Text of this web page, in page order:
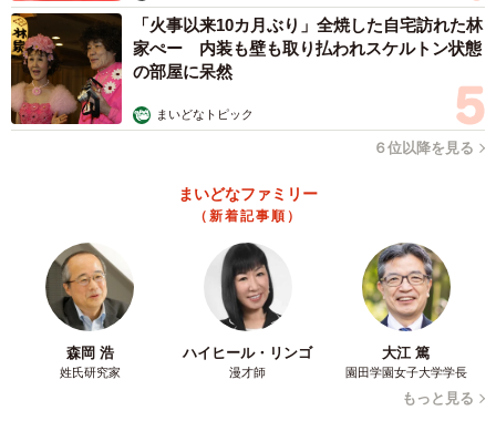
「火事以来10カ月ぶり」全焼した自宅訪れた林
家ぺー 内装も壁も取り払われスケルトン状態
の部屋に呆然
まいどなトピック
６位以降を見る
まいどなファミリー
（新着記事順）
森岡 浩
姓氏研究家
ハイヒール・リンゴ
漫才師
大江 篤
園田学園女子大学学長
もっと見る